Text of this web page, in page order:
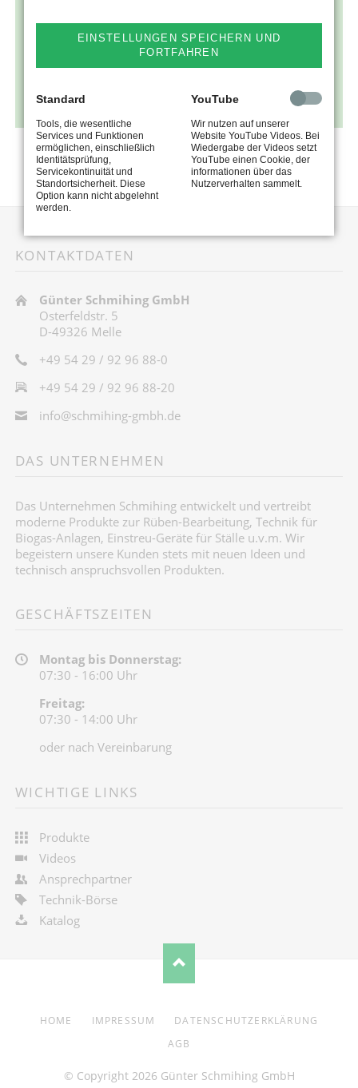
KONTAKTDATEN
Günter Schmihing GmbH
Osterfeldstr. 5
D-49326 Melle
+49 54 29 / 92 96 88-0
+49 54 29 / 92 96 88-20
info@schmihing-gmbh.de
DAS UNTERNEHMEN
Das Unternehmen Schmihing entwickelt und vertreibt
moderne Produkte zur Rüben-Bearbeitung, Technik für
Biogas-Anlagen, Einstreu-Geräte für Ställe u.v.m. Wir
begeistern unsere Kunden stets mit neuen Ideen und
technisch anspruchsvollen Produkten.
GESCHÄFTSZEITEN
Montag bis Donnerstag:
07:30 - 16:00 Uhr
Freitag:
07:30 - 14:00 Uhr
oder nach Vereinbarung
WICHTIGE LINKS
Produkte
Videos
Ansprechpartner
Technik-Börse
Katalog
NAVIGATION
ÜBERSPRINGEN
HOME IMPRESSUM
DATENSCHUTZERKLÄRUNG
AGB
© Copyright 2026 Günter Schmihing GmbH
EINSTELLUNGEN SPEICHERN UND
FORTFAHREN
Standard
Tools, die wesentliche
Services und Funktionen
ermöglichen, einschließlich
Identitätsprüfung,
Servicekontinuität und
Standortsicherheit. Diese
Option kann nicht abgelehnt
werden.
YouTube
Wir nutzen auf unserer
Website YouTube Videos. Bei
Wiedergabe der Videos setzt
YouTube einen Cookie, der
informationen über das
Nutzerverhalten sammelt.